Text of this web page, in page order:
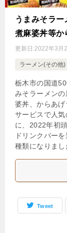
うまみそラ
煮麻婆丼等か
更新日:2022年3月
ラーメン(その他)
栃木市の国道
みそラーメン
婆丼、からあ
サービスで人
に、2022年初
ドリンクバー
種類になりまし
Tweet